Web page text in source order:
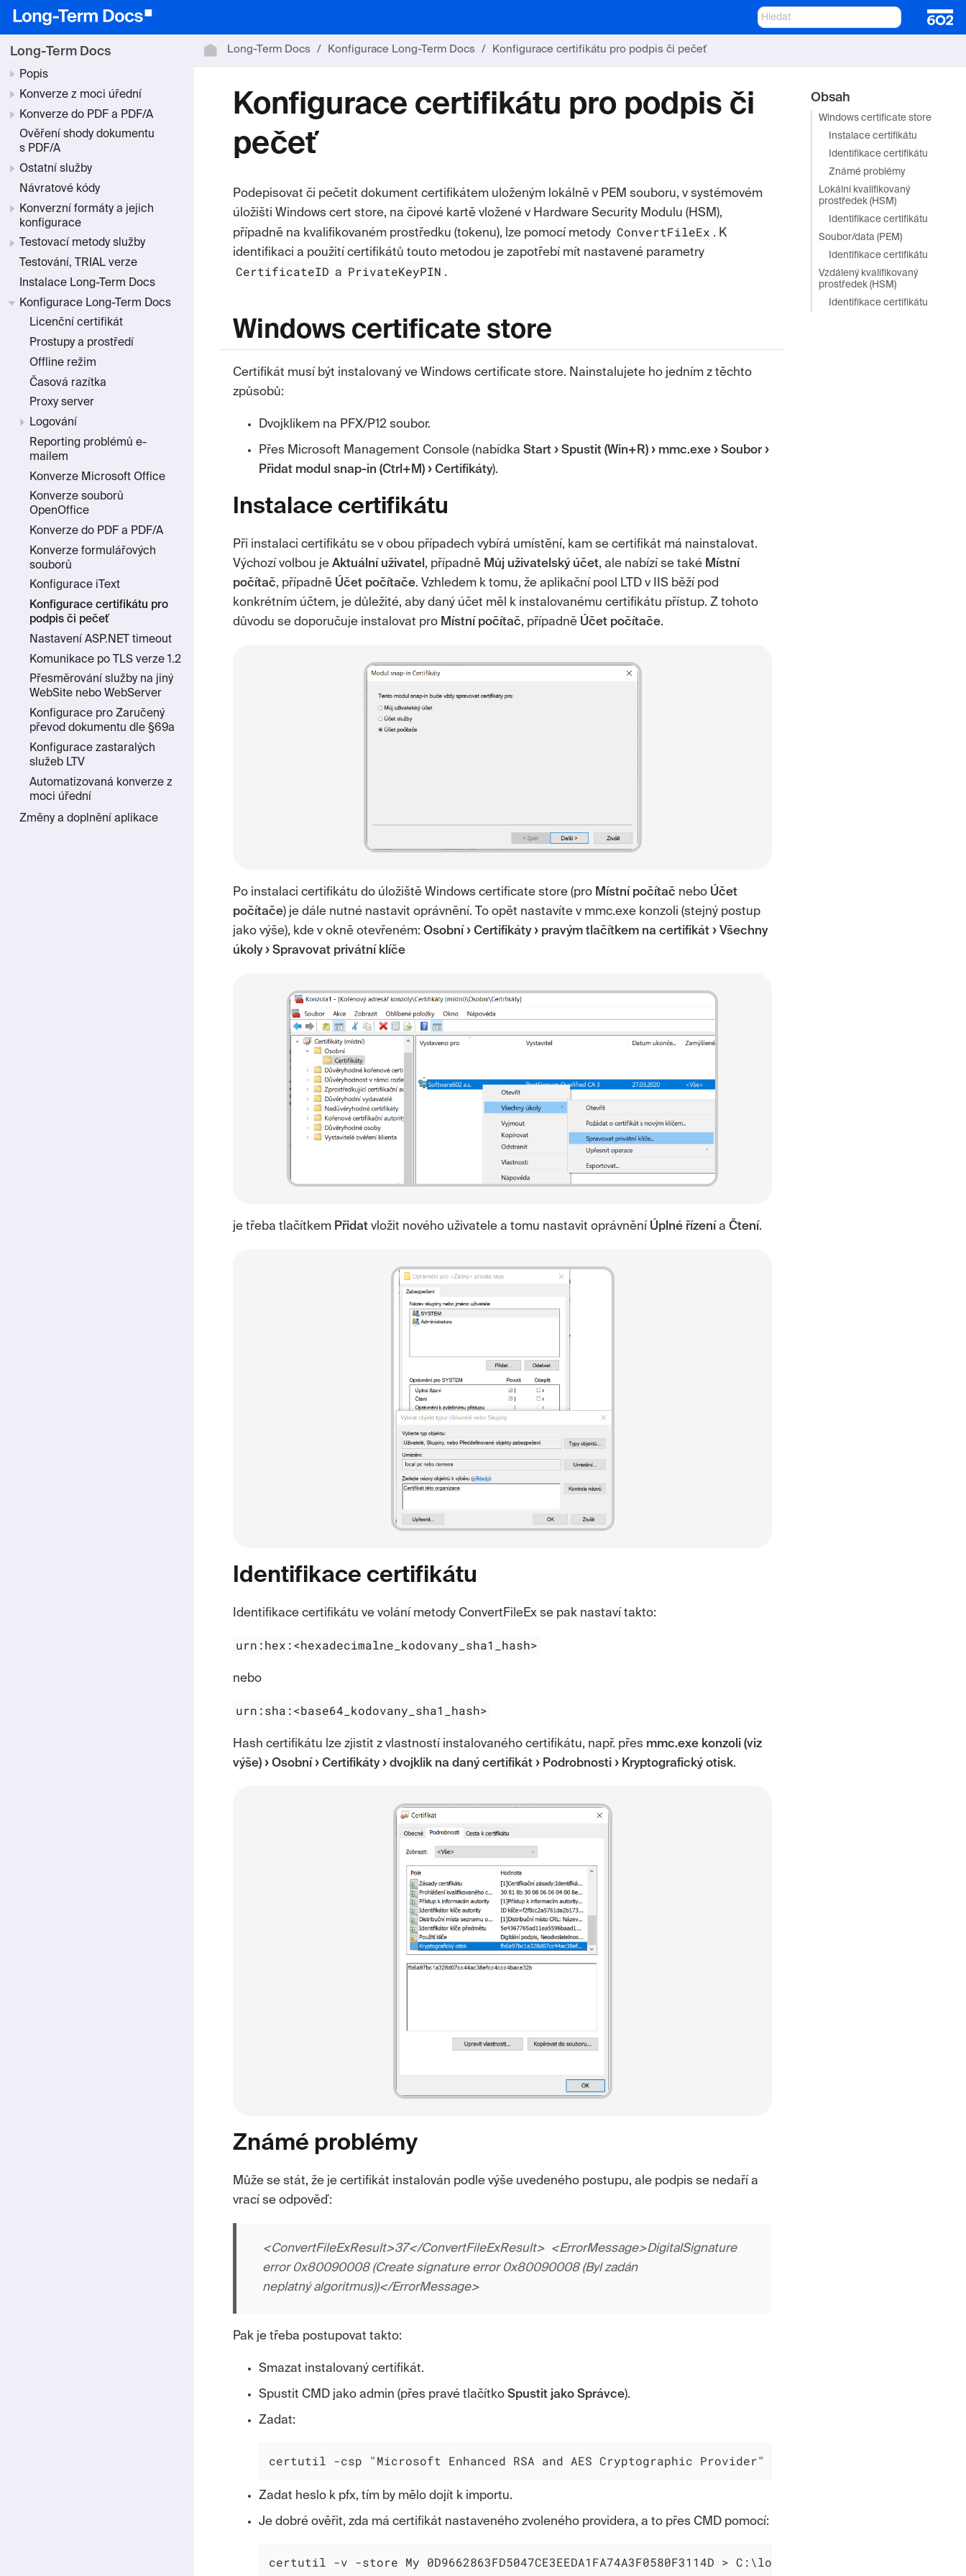
Long-Term Docs
Popis
Konverze z moci úřední
Konverze do PDF a PDF/A
Ověření shody dokumentu
s PDF/A
Ostatní služby
Návratové kódy
Konverzní formáty a jejich
konfigurace
Testovací metody služby
Testování, TRIAL verze
Instalace Long-Term Docs
Konfigurace Long-Term Docs
Licenční certifikát
Prostupy a prostředí
Offline režim
Časová razítka
Proxy server
Logování
Reporting problémů e-
mailem
Konverze Microsoft Office
Konverze souborů
OpenOffice
Konverze do PDF a PDF/A
Konverze formulářových
souborů
Konfigurace iText
Konfigurace certifikátu pro
podpis či pečeť
Nastavení ASP.NET timeout
Komunikace po TLS verze 1.2
Přesměrování služby na jiný
WebSite nebo WebServer
Konfigurace pro Zaručený
převod dokumentu dle §69a
Konfigurace zastaralých
služeb LTV
Automatizovaná konverze z
moci úřední
Změny a doplnění aplikace
Long-Term Docs Konfigurace Long-Term Docs Konfigurace certifikátu pro podpis či pečeť
Obsah
Windows certificate store
Instalace certifikátu
Identifikace certifikátu
Známé problémy
Lokální kvalifikovaný
prostředek (HSM)
Identifikace certifikátu
Soubor/data (PEM)
Identifikace certifikátu
Vzdálený kvalifikovaný
prostředek (HSM)
Identifikace certifikátu
Konfigurace certifikátu pro podpis či
pečeť
Podepisovat či pečetit dokument certifikátem uloženým lokálně v PEM souboru, v systémovém
úložišti Windows cert store, na čipové kartě vložené v Hardware Security Modulu (HSM),
případně na kvalifikovaném prostředku (tokenu), lze pomocí metody ConvertFileEx . K
identifikaci a použití certifikátů touto metodou je zapotřebí mít nastavené parametry
CertificateID a PrivateKeyPIN .
Windows certificate store
Certifikát musí být instalovaný ve Windows certificate store. Nainstalujete ho jedním z těchto
způsobů:
Dvojklikem na PFX/P12 soubor.
Přes Microsoft Management Console (nabídka Start Spustit (Win+R) mmc.exe
Soubor
Přidat modul snap-in (Ctrl+M)
Certifikáty).
Instalace certifikátu
Při instalaci certifikátu se v obou případech vybírá umístění, kam se certifikát má nainstalovat.
Výchozí volbou je Aktuální uživatel , případně Můj uživatelský účet, ale nabízí se také Místní
počítač, případně Účet počítače. Vzhledem k tomu, že aplikační pool LTD v IIS běží pod
konkrétním účtem, je důležité, aby daný účet měl k instalovanému certifikátu přístup. Z tohoto
důvodu se doporučuje instalovat pro Místní počítač, případně Účet počítače.
Po instalaci certifikátu do úložiště Windows certificate store (pro Místní počítač nebo Účet
počítače) je dále nutné nastavit oprávnění. To opět nastavíte v mmc.exe konzoli (stejný postup
jako výše), kde v okně otevřeném: Osobní Certifikáty pravým tlačítkem na certifikát
Všechny
úkoly
Spravovat privátní klíče
je třeba tlačítkem Přidat vložit nového uživatele a tomu nastavit oprávnění Úplné řízení a Čtení.
Identifikace certifikátu
Identifikace certifikátu ve volání metody ConvertFileEx se pak nastaví takto:
urn:hex:<hexadecimalne_kodovany_sha1_hash>
nebo
urn:sha:<base64_kodovany_sha1_hash>
Hash certifikátu lze zjistit z vlastností instalovaného certifikátu, např. přes mmc.exe konzoli (viz
výše)
Osobní Certifikáty dvojklik na daný certifikát Podrobnosti Kryptografický otisk.
Známé problémy
Může se stát, že je certifikát instalován podle výše uvedeného postupu, ale podpis se nedaří a
vrací se odpověď:
<ConvertFileExResult>37</ConvertFileExResult> <ErrorMessage>DigitalSignature
error 0x80090008 (Create signature error 0x80090008 (Byl zadán
neplatný algoritmus))</ErrorMessage>
Pak je třeba postupovat takto:
Smazat instalovaný certifikát.
Spustit CMD jako admin (přes pravé tlačítko Spustit jako Správce).
Zadat:
certutil -csp "Microsoft Enhanced RSA and AES Cryptographic Provider" -importpfx My <cesta_k_pfx>
Zadat heslo k pfx, tím by mělo dojít k importu.
Je dobré ověřit, zda má certifikát nastaveného zvoleného providera, a to přes CMD pomocí:
certutil -v -store My 0D9662863FD5047CE3EEDA1FA74A3F0580F3114D > C:\logs\certutil-list.txt